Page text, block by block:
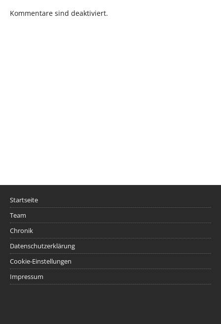
Kommentare sind deaktiviert.
Startseite
Team
Chronik
Datenschutzerklärung
Cookie-Einstellungen
Impressum